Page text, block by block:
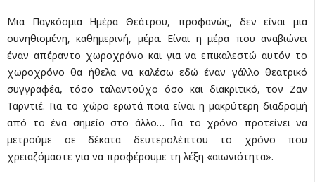
Μια Παγκόσμια Ημέρα Θεάτρου, προφανώς, δεν είναι μια
συνηθισμένη, καθημερινή, μέρα. Είναι η μέρα που αναβιώνει
έναν απέραντο χωροχρόνο και για να επικαλεστώ αυτόν το
χωροχρόνο θα ήθελα να καλέσω εδώ έναν γάλλο θεατρικό
συγγραφέα, τόσο ταλαντούχο όσο και διακριτικό, τον Ζαν
Ταρντιέ. Για το χώρο ερωτά ποια είναι η μακρύτερη διαδρομή
από το ένα σημείο στο άλλο… Για το χρόνο προτείνει να
μετρούμε σε δέκατα δευτερολέπτου το χρόνο που
χρειαζόμαστε για να προφέρουμε τη λέξη «αιωνιότητα».